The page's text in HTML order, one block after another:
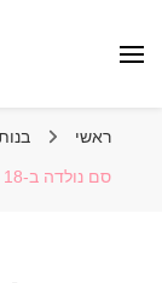
ראשי
סם נולדה ב-18 בדצמבר 1996 בארצות הברית